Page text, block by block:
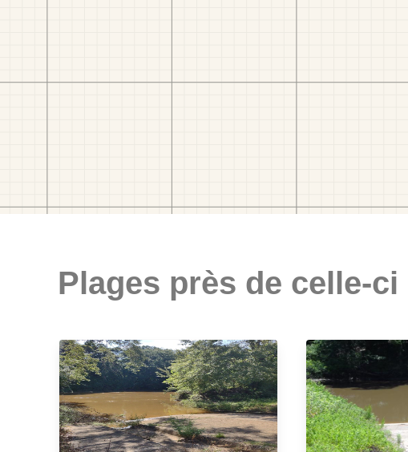
Plages près de celle-ci